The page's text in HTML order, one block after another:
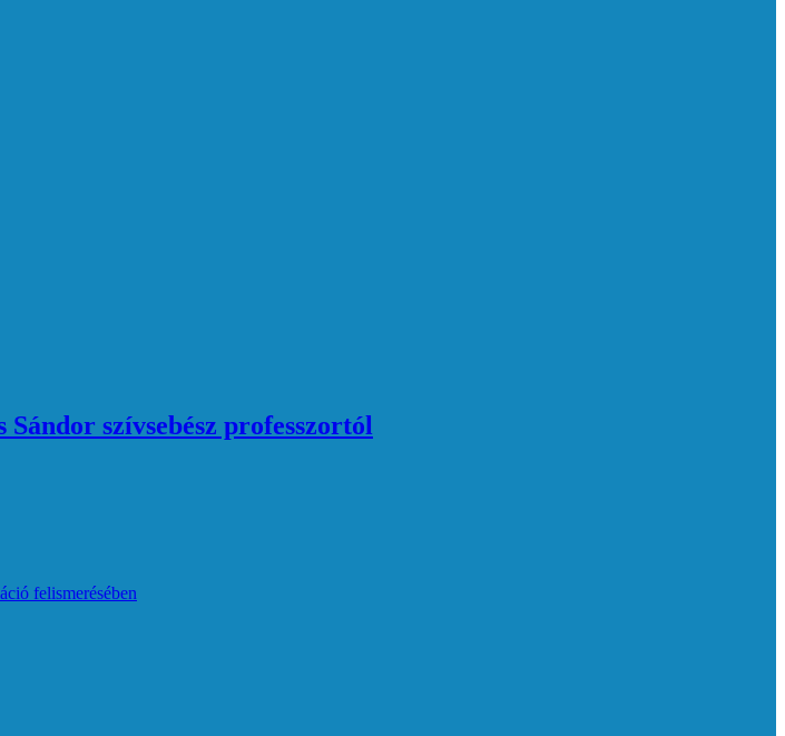
szívsebész professzortól
felismerésében